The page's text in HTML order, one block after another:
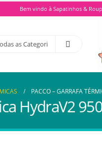
Bem vindo à Sapatinhos &
PACCO – GARRAFA
HydraV2